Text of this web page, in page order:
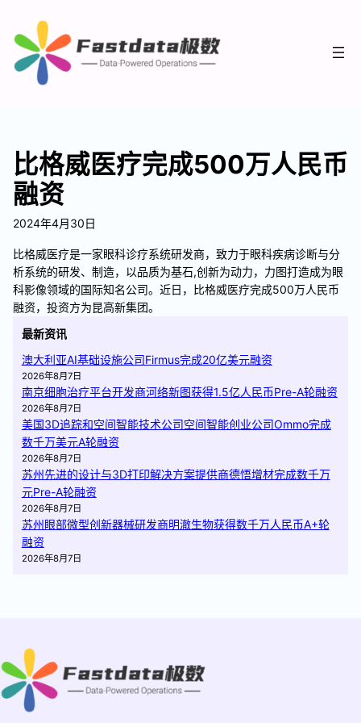
比格威医疗完成500万人民币
融资
2024年4月30日
比格威医疗是一家眼科诊疗系统研发商，致力于眼科疾病诊断与分
析系统的研发、制造，以品质为基石,创新为动力，力图打造成为眼
科影像领域的国际知名公司。近日，比格威医疗完成500万人民币
融资，投资方为昆高新集团。
最新资讯
澳大利亚AI基础设施公司Firmus完成20亿美元融资
2026年8月7日
南京细胞治疗平台开发商河络新图获得1.5亿人民币Pre-A轮融资
2026年8月7日
美国3D追踪和空间智能技术公司空间智能创业公司Ommo完成
数千万美元A轮融资
2026年8月7日
苏州先进的设计与3D打印解决方案提供商德悟增材完成数千万
元Pre-A轮融资
2026年8月7日
苏州眼部微型创新器械研发商明澈生物获得数千万人民币A+轮
融资
2026年8月7日